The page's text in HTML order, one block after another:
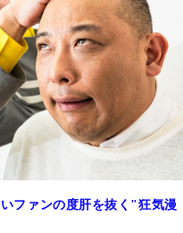
ファンの度肝を抜く"狂気漫